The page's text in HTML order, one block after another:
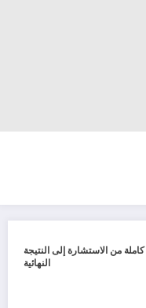
من الاستشارة إلى النتيجة
النهائية